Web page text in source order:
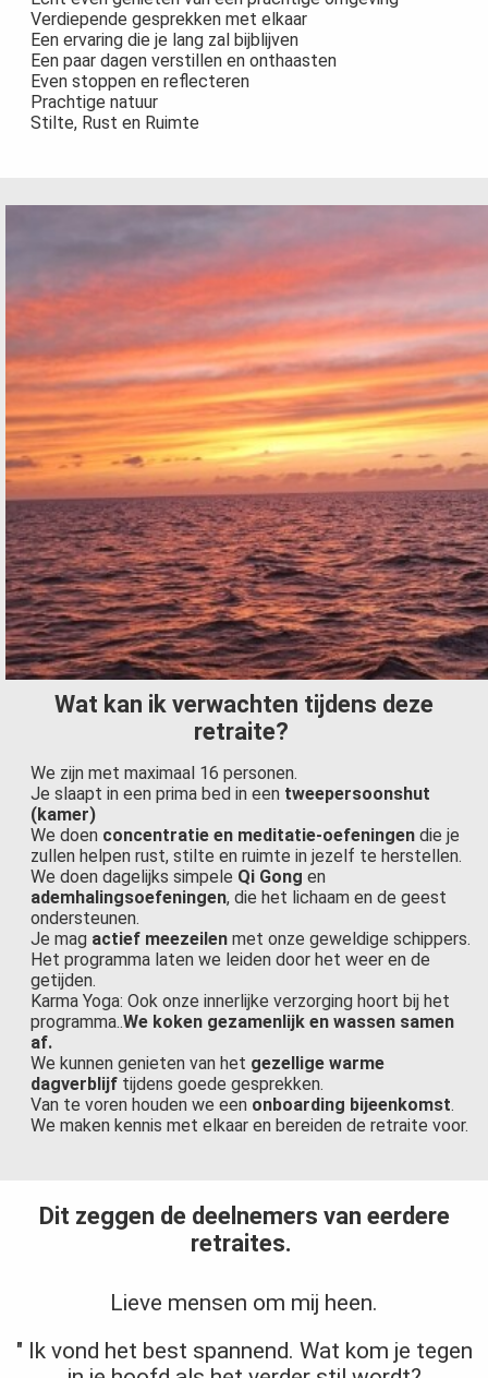
Verdiepende gesprekken met elkaar
Een ervaring die je lang zal bijblijven
Een paar dagen verstillen en onthaasten
Even stoppen en reflecteren
Prachtige natuur
Stilte, Rust en Ruimte
Wat kan ik verwachten tijdens deze
retraite?
We zijn met maximaal 16 personen.
Je slaapt in een prima bed in een tweepersoonshut
(kamer)
We doen concentratie en meditatie-oefeningen die je
zullen helpen rust, stilte en ruimte in jezelf te herstellen.
We doen dagelijks simpele Qi Gong en
ademhalingsoefeningen, die het lichaam en de geest
ondersteunen.
Je mag actief meezeilen met onze geweldige schippers.
Het programma laten we leiden door het weer en de
getijden.
Karma Yoga: Ook onze innerlijke verzorging hoort bij het
programma..We koken gezamenlijk en wassen samen
af.
We kunnen genieten van het gezellige warme
dagverblijf tijdens goede gesprekken.
Van te voren houden we een onboarding bijeenkomst.
We maken kennis met elkaar en bereiden de retraite voor.
Dit zeggen de deelnemers van eerdere
retraites.
Lieve mensen om mij heen.
" Ik vond het best spannend. Wat kom je tegen